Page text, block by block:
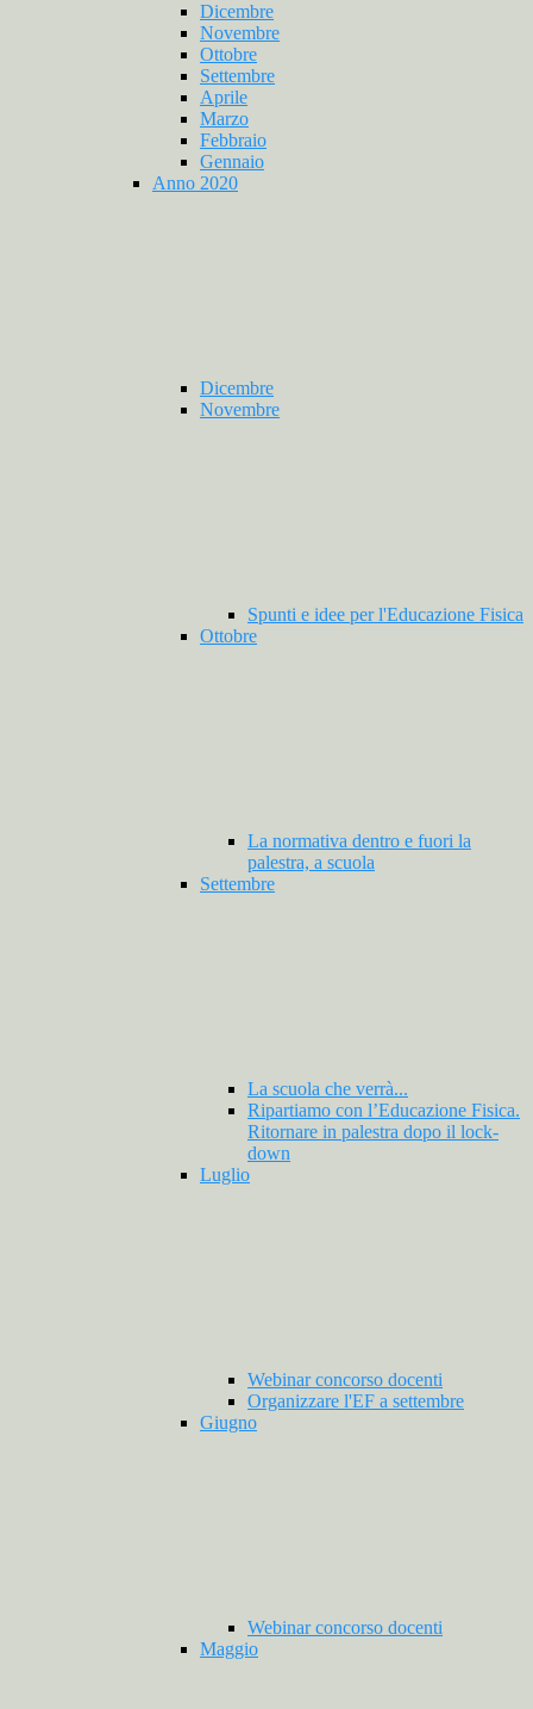
Dicembre
Novembre
Ottobre
Settembre
Aprile
Marzo
Febbraio
Gennaio
Anno 2020
Dicembre
Novembre
Spunti e idee per l'Educazione Fisica
Ottobre
La normativa dentro e fuori la
palestra, a scuola
Settembre
La scuola che verrà...
Ripartiamo con l’Educazione Fisica.
Ritornare in palestra dopo il lock-
down
Luglio
Webinar concorso docenti
Organizzare l'EF a settembre
Giugno
Webinar concorso docenti
Maggio